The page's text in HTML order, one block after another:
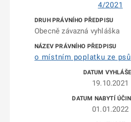
4/2021
Obecně závazná vyhláška
o místním poplatku ze psů
19.10.2021
01.01.2022